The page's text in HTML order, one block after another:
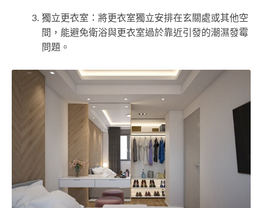
獨立更衣室：將更衣室獨立安排在玄關處或其他空
間，能避免衛浴與更衣室過於靠近引發的潮濕發霉
問題。